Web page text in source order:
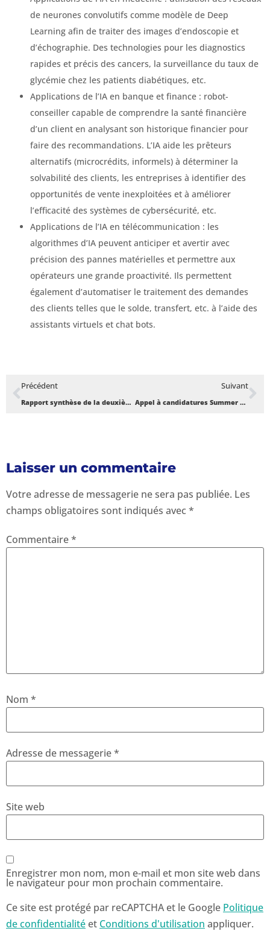
de neurones convolutifs comme modèle de Deep
Learning afin de traiter des images d’endoscopie et
d’échographie. Des technologies pour les diagnostics
rapides et précis des cancers, la surveillance du taux de
glycémie chez les patients diabétiques, etc.
Applications de l’IA en banque et finance : robot-
conseiller capable de comprendre la santé financière
d’un client en analysant son historique financier pour
faire des recommandations. L’IA aide les prêteurs
alternatifs (microcrédits, informels) à déterminer la
solvabilité des clients, les entreprises à identifier des
opportunités de vente inexploitées et à améliorer
l’efficacité des systèmes de cybersécurité, etc.
Applications de l’IA en télécommunication : les
algorithmes d’IA peuvent anticiper et avertir avec
précision des pannes matérielles et permettre aux
opérateurs une grande proactivité. Ils permettent
également d’automatiser le traitement des demandes
des clients telles que le solde, transfert, etc. à l’aide des
assistants virtuels et chat bots.
Précédent
Rapport synthèse de la deuxième édition des sessions de formation X-TechLab – Novembre 2020
Suivant
Appel à candidatures Summer School
Laisser un commentaire
Votre adresse de messagerie ne sera pas publiée. Les
champs obligatoires sont indiqués avec *
Commentaire*
Nom *
Adresse de messagerie*
Site web
Enregistrer mon nom, mon e-mail et mon site web dans
le navigateur pour mon prochain commentaire.
Ce site est protégé par reCAPTCHA et le Google Politique
de confidentialité et Conditions d'utilisation appliquer.